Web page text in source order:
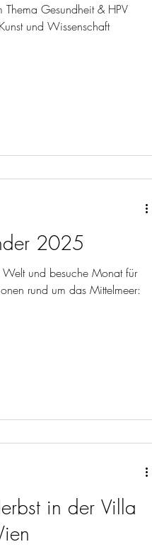
Thema Gesundheit & HPV
und Wissenschaft
2025
und besuche Monat für
rund um das Mittelmeer:
in der Villa